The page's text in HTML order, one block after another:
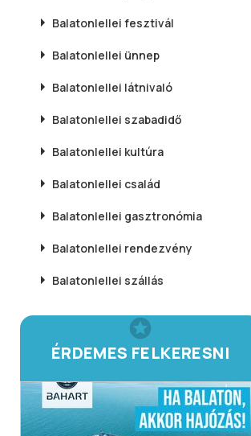
Balatonlellei fesztivál
Balatonlellei ünnep
Balatonlellei látnivaló
Balatonlellei szabadidő
Balatonlellei kultúra
Balatonlellei család
Balatonlellei gasztronómia
Balatonlellei rendezvény
Balatonlellei szállás
ÉRDEMES FELKERESNI